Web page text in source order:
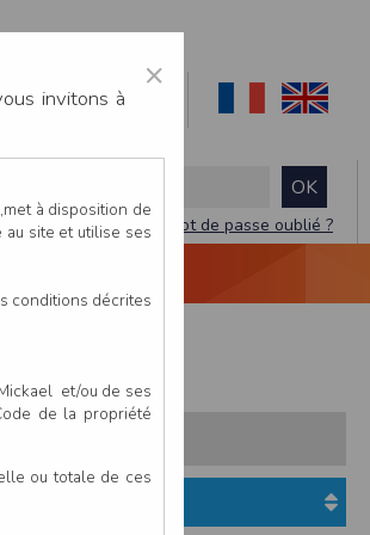
Mot de passe oublié ?
×
invitons à
à disposition de
site et utilise ses
conditions décrites
et/ou de ses
de la propriété
ou totale de ces